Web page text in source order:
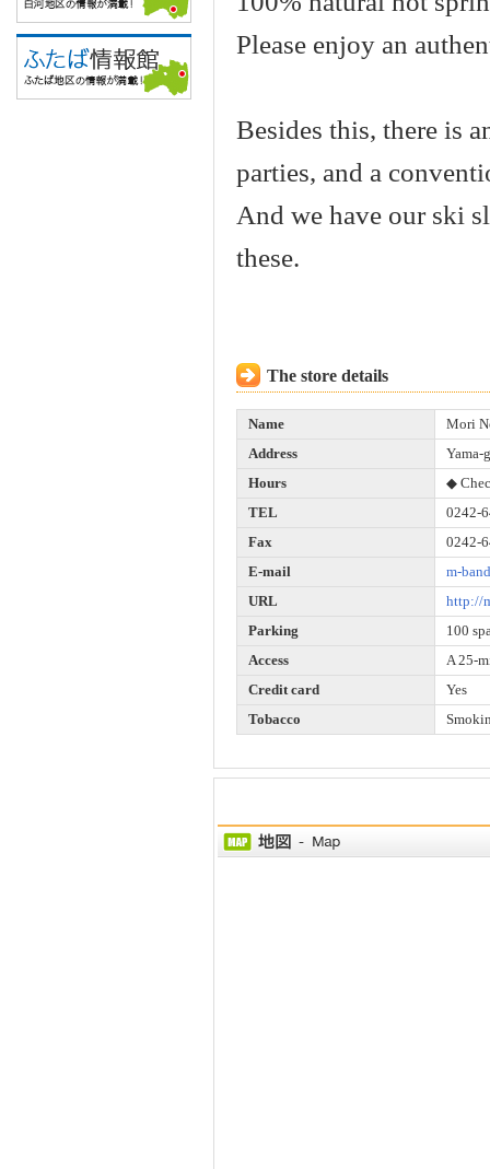
Please enjoy an
Besides this, there is
parties, and a
And we have our ski
these.
The store details
Name
Mori
Address
Yama-
Hours
◆
TEL
0242-
Fax
0242-
E-mail
m-
URL
http://
Parking
100
Access
A 25-
Credit card
Yes
Tobacco